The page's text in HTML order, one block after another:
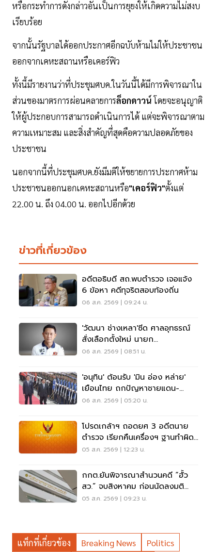
หรือกระทําการดังกล่าวอันเป็นการยุยงให้เกิดความไม่สงบ
เรียบร้อย
จากนั้นรัฐบาลได้ออกประกาศอีกฉบับห้ามไม่ให้ประชาชน
ออกจากเคหะสถานหรือเคอร์ฟิว
ทั้งนี้มีรายงานว่าที่ประชุมศบค.ในวันนี้ได้มีการพิจารณาใน
ส่วนของมาตรการผ่อนคลายการล็อกดาวน์โดยจะอนุญาติ
ให้ผู้ประกอบการสามารถดำเนินการได้ แต่จะพิจารณาตาม
ความเหมาะสม และสิ่งสำคัญที่สุดคือความปลอดภัยของ
ประชาชน
นอกจากนี้ที่ประชุมศบค.ยังมีมติให้ขยายการประกาศห้าม
ประชาชนออกนอกเคหะสถานหรือ"เคอร์ฟิว"ตั้งแต่
22.00 น. ถึง 04.00 น. ออกไปอีกด้วย
ข่าวที่เกี่ยวข้อง
อดีตอธิบดี สถ.พบตำรวจ เจอแจ้ง
6 ข้อหา คดีทุจริตสอบท้องถิ่น
06 ส.ค. 2569 | 09:24 น.
'วัฒนา ช่างเหลา'ซีด ศาลอุทธรณ์
สั่งเลือกตั้งใหม่ นายก
อบจ.ขอนแก่น
06 ส.ค. 2569 | 08:51 น.
'อนุทิน' ต้อนรับ 'มิน อ่อง หล่าย'
เยือนไทย ถกปัญหาชายแดน-
พลังงาน-การค้า
06 ส.ค. 2569 | 05:20 น.
โปรดเกล้าฯ ถอดยศ 3 อดีตนาย
ตำรวจ เรียกคืนเครื่องฯ ฐานทำผิด
วินัยร้ายแรง
05 ส.ค. 2569 | 12:23 น.
กกต.ยันพิจารณาสำนวนคดี “ฮั้ว
สว.” จบสิงหาคม ก่อนนัดลงมติ
ภายหลัง
05 ส.ค. 2569 | 09:23 น.
แท็กที่เกี่ยวข้อง Breaking News
Politics